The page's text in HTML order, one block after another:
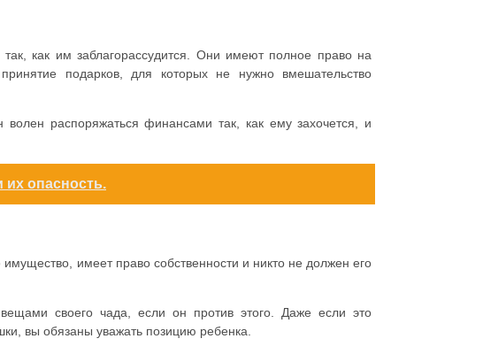
как им заблагорассудится. Они имеют полное право на
подарков, для которых не нужно вмешательство
волен распоряжаться финансами так, как ему захочется, и
их опасность.
имеет право собственности и никто не должен его
своего чада, если он против этого. Даже если это
вы обязаны уважать позицию ребенка.